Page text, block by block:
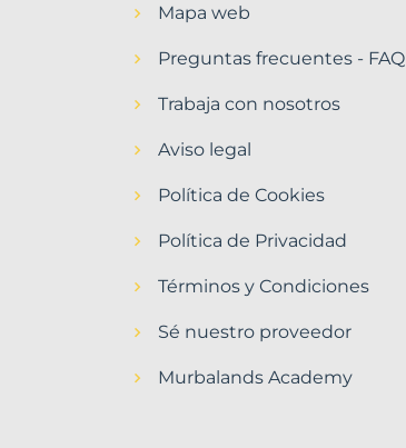
Murbalands
Mapa web
Preguntas frecuentes - FAQ
Trabaja con nosotros
Aviso legal
Política de Cookies
Política de Privacidad
Términos y Condiciones
Sé nuestro proveedor
Murbalands Academy